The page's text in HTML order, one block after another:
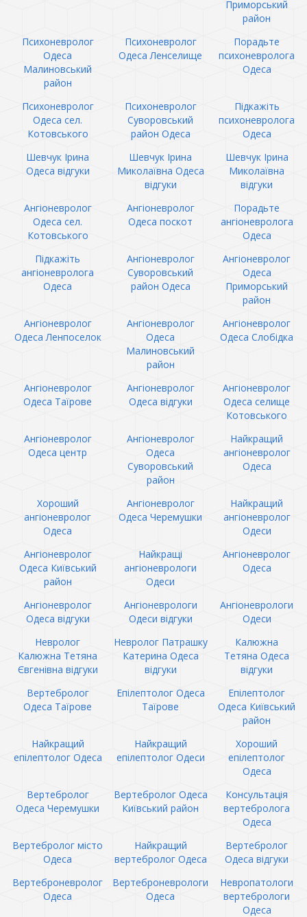
Приморський
район
Психоневролог
Одеса
Малиновський
район
Психоневролог
Одеса Ленселище
Порадьте
психоневролога
Одеса
Психоневролог
Одеса сел.
Котовського
Психоневролог
Суворовський
район Одеса
Підкажіть
психоневролога
Одеса
Шевчук Ірина
Одеса відгуки
Шевчук Ірина
Миколаївна Одеса
відгуки
Шевчук Ірина
Миколаївна
відгуки
Ангіоневролог
Одеса сел.
Котовського
Ангіоневролог
Одеса поскот
Порадьте
ангіоневролога
Одеса
Підкажіть
ангіоневролога
Одеса
Ангіоневролог
Суворовський
район Одеса
Ангіоневролог
Одеса
Приморський
район
Ангіоневролог
Одеса Ленпоселок
Ангіоневролог
Одеса
Малиновський
район
Ангіоневролог
Одеса Слобідка
Ангіоневролог
Одеса Таїрове
Ангіоневролог
Одеса відгуки
Ангіоневролог
Одеса селище
Котовського
Ангіоневролог
Одеса центр
Ангіоневролог
Одеса
Суворовський
район
Найкращий
ангіоневролог
Одеса
Хороший
ангіоневролог
Одеса
Ангіоневролог
Одеса Черемушки
Найкращий
ангіоневролог
Одеси
Ангіоневролог
Одеса Київський
район
Найкращі
ангіоневрологи
Одеси
Ангіоневролог
Одеса
Ангіоневролог
Одеса відгуки
Ангіоневрологи
Одеси відгуки
Ангіоневрологи
Одеси
Невролог
Калюжна Тетяна
Євгенівна відгуки
Невролог Патрашку
Катерина Одеса
відгуки
Калюжна
Тетяна Одеса
відгуки
Вертебролог
Одеса Таїрове
Епілептолог Одеса
Таїрове
Епілептолог
Одеса Київський
район
Найкращий
епілептолог Одеса
Найкращий
епілептолог Одеси
Хороший
епілептолог
Одеса
Вертебролог
Одеса Черемушки
Вертебролог Одеса
Київський район
Консультація
вертебролога
Одеса
Вертебролог місто
Одеса
Найкращий
вертебролог Одеса
Вертебролог
Одеса відгуки
Вертеброневролог
Одеса
Вертеброневрологи
Одеса
Невропатологи
вертебрологи
Одеса